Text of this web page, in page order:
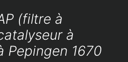
(filtre à
à
Pepingen 1670